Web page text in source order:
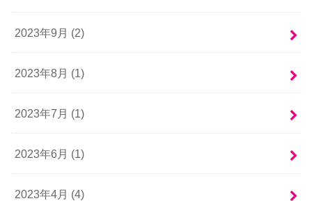
2023年9月 (2)
2023年8月 (1)
2023年7月 (1)
2023年6月 (1)
2023年4月 (4)